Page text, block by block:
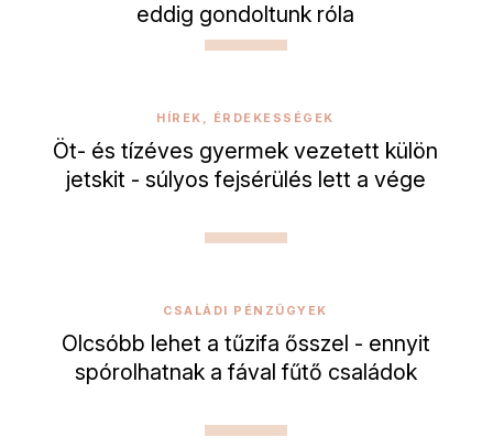
eddig gondoltunk róla
HÍREK, ÉRDEKESSÉGEK
Öt- és tízéves gyermek vezetett külön
jetskit - súlyos fejsérülés lett a vége
CSALÁDI PÉNZÜGYEK
Olcsóbb lehet a tűzifa ősszel - ennyit
spórolhatnak a fával fűtő családok